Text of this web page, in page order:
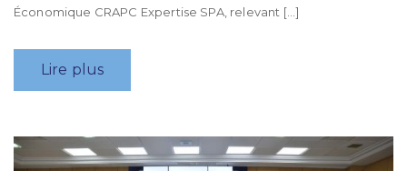
Économique CRAPC Expertise SPA, relevant […]
Lire plus